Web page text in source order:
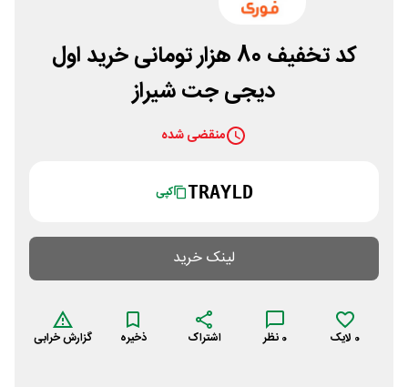
کد تخفیف 80 هزار تومانی خرید اول
دیجی جت شیراز
منقضی شده
TRAYLD کپی
لینک خرید
0 لایک 0 نظر اشتراک ذخیره گزارش خرابی